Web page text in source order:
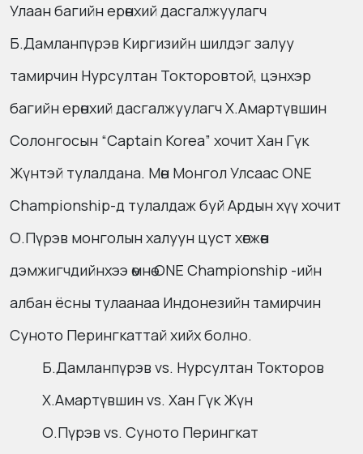
Улаан багийн ерөнхий дасгалжуулагч
Б.Дамланпүрэв Киргизийн шилдэг залуу
тамирчин Нурсултан Токторовтой, цэнхэр
багийн ерөнхий дасгалжуулагч Х.Амартүвшин
Солонгосын “Captain Korea” хочит Хан Гүк
Жүнтэй тулалдана. Mөн Mонгол УлсаасONE
Championship-д тулалдаж буй Ардын хүү хочит
О.Пүрэв монголын халуун цуст хөгжөөн
дэмжигчдийнхээ өмнөONE Championship -ийн
албан ёсны тулаанаа Индонезийн тамирчин
Суното Перингкаттай хийх болно.
Б.Дамланпүрэв vs. Нурсултан Токторов
Х.Амартүвшин vs. Хан Гүк Жүн
О.Пүрэв vs. Суното Перингкат